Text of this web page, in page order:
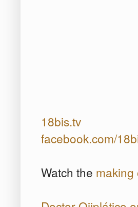
18bis.tv
facebook.com/
Watch the making